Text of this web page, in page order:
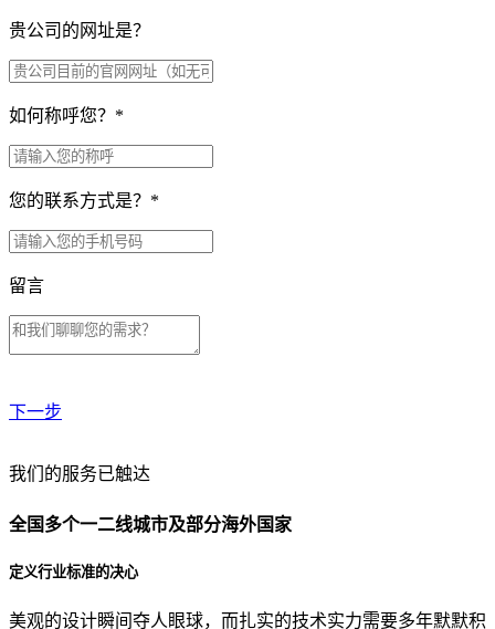
贵公司的网址是？
如何称呼您？ *
您的联系方式是？ *
留言
下一步
贵公司预算范围是？
贵公司的团队规模是？
我们的服务已触达
全国多个一二线城市及部分海外国家
定义行业标准的决心
美观的设计瞬间夺人眼球，而扎实的技术实力需要多年默默积